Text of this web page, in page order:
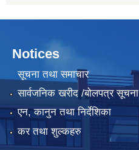
Notices
सूचना तथा समाचार
सार्वजनिक खरीद /बोलपत्र सूचना
एन, कानुन तथा निर्देशिका
कर तथा शुल्कहरु